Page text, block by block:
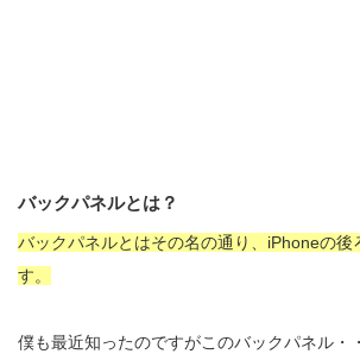
バックパネルとは？
バックパネルとはその名の通り、iPhoneの後
す。
僕も最近知ったのですがこのバックパネル・